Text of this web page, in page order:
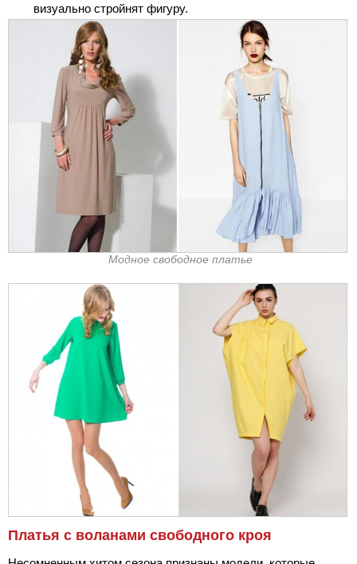
визуально стройнят фигуру.
Модное свободное платье
Платья с воланами свободного кроя